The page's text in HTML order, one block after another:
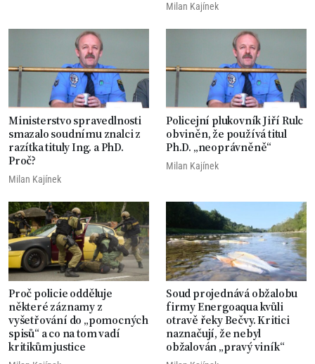
Milan Kajínek
Ministerstvo spravedlnosti
smazalo soudnímu znalci z
razítka tituly Ing. a PhD.
Proč?
Milan Kajínek
Policejní plukovník Jiří Rulc
obviněn, že používá titul
Ph.D. „neoprávněně“
Milan Kajínek
Proč policie odděluje
některé záznamy z
vyšetřování do „pomocných
spisů“ a co na tom vadí
kritikům justice
Soud projednává obžalobu
firmy Energoaqua kvůli
otravě řeky Bečvy. Kritici
naznačují, že nebyl
obžalován „pravý viník“